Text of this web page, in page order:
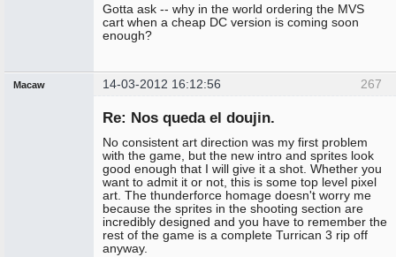
Gotta ask -- why in the world ordering the MVS
cart when a cheap DC version is coming soon
enough?
267
Macaw 14-03-2012 16:12:56
Re: Nos queda el doujin.
No consistent art direction was my first problem
with the game, but the new intro and sprites look
good enough that I will give it a shot. Whether you
want to admit it or not, this is some top level pixel
art. The thunderforce homage doesn't worry me
because the sprites in the shooting section are
incredibly designed and you have to remember the
rest of the game is a complete Turrican 3 rip off
anyway.